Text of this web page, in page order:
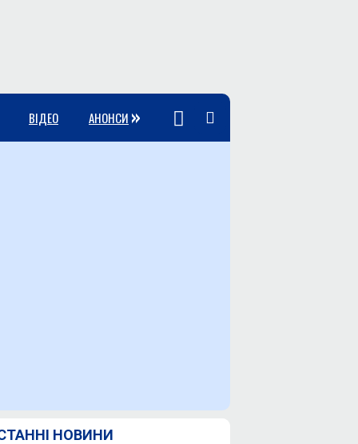
ВІДЕО АНОНСИ »
НОВИНИ